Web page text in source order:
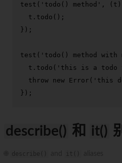
test ( 'todo() method' , ( t
  t.
todo ();
});
test ( 'todo() method with
  t.
todo ( 'this is a todo
throw new Error ( 'this
});
describe() 和 it()